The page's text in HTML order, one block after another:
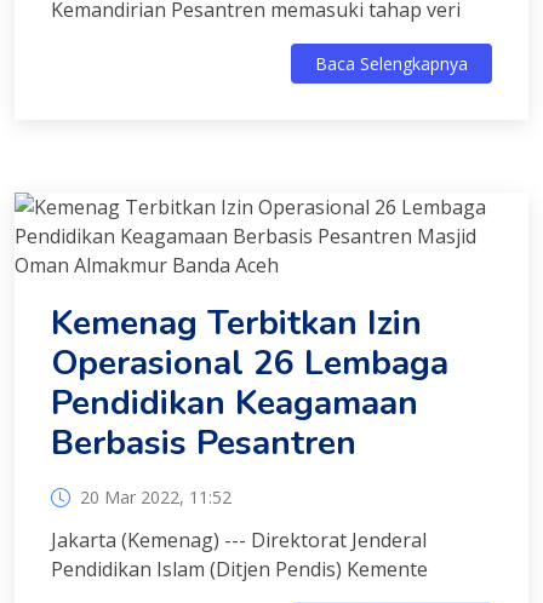
Kemandirian Pesantren memasuki tahap veri
Baca Selengkapnya
Kemenag Terbitkan Izin
Operasional 26 Lembaga
Pendidikan Keagamaan
Berbasis Pesantren
20 Mar 2022, 11:52
Jakarta (Kemenag) --- Direktorat Jenderal
Pendidikan Islam (Ditjen Pendis) Kemente